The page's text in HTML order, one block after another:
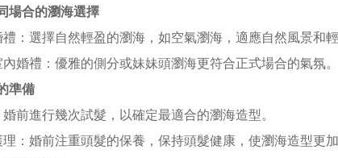
場合的瀏海選擇
：選擇自然輕盈的瀏海，如空氣瀏海，適應自然風景和輕
婚禮：優雅的側分或妹妹頭瀏海更符合正式場合的氣氛。
準備
前進行幾次試髮，以確定最適合的瀏海造型。
：婚前注重頭髮的保養，保持頭髮健康，使瀏海造型更加